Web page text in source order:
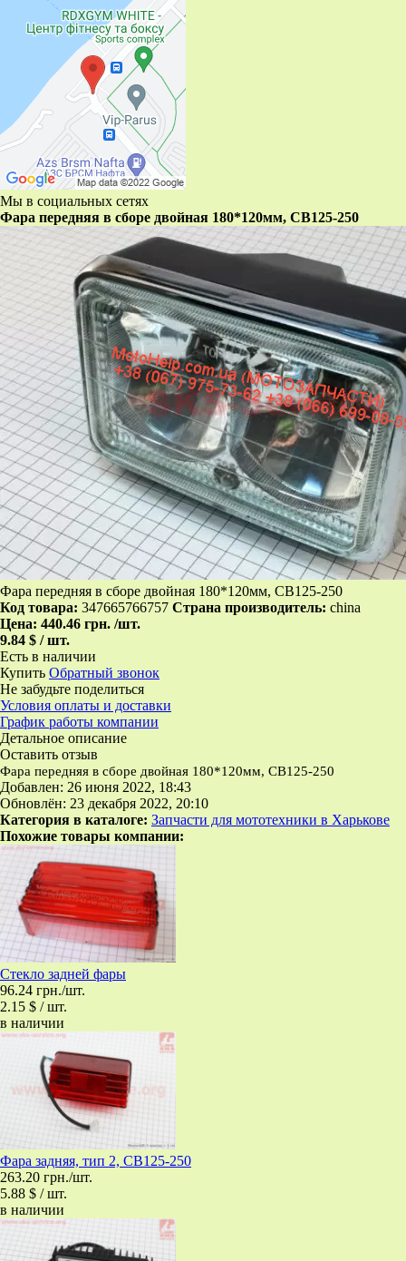
Мы в социальных сетях
Фара передняя в сборе двойная 180*120мм, CB125-250
Фара передняя в сборе двойная 180*120мм, CB125-250
Код товара: 347665766757 Страна производитель: china
Цена: 440.46 грн. /шт.
9.84 $ / шт.
Есть в наличии
Купить Обратный звонок
Не забудьте поделиться
Условия оплаты и доставки
График работы компании
Детальное описание
Оставить отзыв
Фара передняя в сборе двойная 180*120мм, CB125-250
Добавлен: 26 июня 2022, 18:43
Обновлён: 23 декабря 2022, 20:10
Категория в каталоге: Запчасти для мототехники в Харькове
Похожие товары компании:
Стекло задней фары
96.24 грн./шт.
2.15 $ / шт.
в наличии
Фара задняя, тип 2, CB125-250
263.20 грн./шт.
5.88 $ / шт.
в наличии